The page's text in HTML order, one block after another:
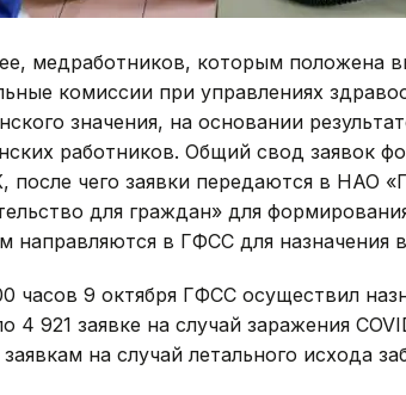
медработников, которым положена
комиссии при управлениях
значения, на основании
работников. Общий свод заявок
после чего заявки передаются в НАО
для граждан» для
направляются в ГФСС для назначения
часов 9 октября ГФСС осуществил
4 921 заявке на случай заражения
на случай летального исхода